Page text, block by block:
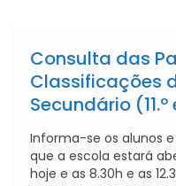
Consulta das
Classificações
Secundário (11.º
Informa-se os alunos
que a escola estará
hoje e as 8.30h e as